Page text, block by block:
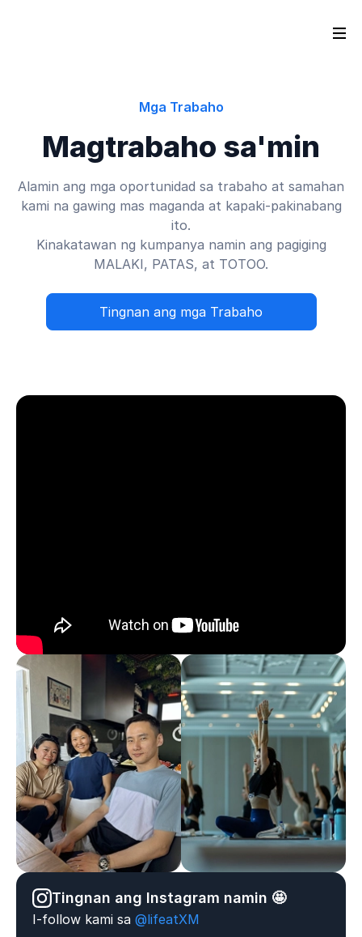
Mga Trabaho
Magtrabaho sa'min
Alamin ang mga oportunidad sa trabaho at samahan
kami na gawing mas maganda at kapaki-pakinabang
ito.
Kinakatawan ng kumpanya namin ang pagiging
MALAKI, PATAS, at TOTOO.
Tingnan ang mga Trabaho
Tingnan ang Instagram namin 🤩
I-follow kami sa @lifeatXM